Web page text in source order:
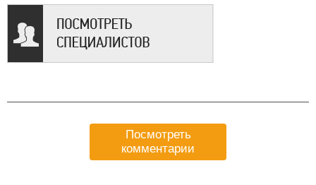
Посмотреть
комментарии